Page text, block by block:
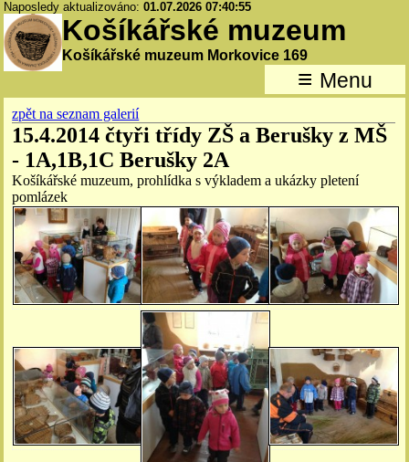
Naposledy aktualizováno:01.07.2026 07:40:55
Košíkářské muzeum
Košíkářské muzeum Morkovice 169
≡ Menu
zpět na seznam galerií
15.4.2014 čtyři třídy ZŠ a Berušky z MŠ
- 1A,1B,1C Berušky 2A
Košíkářské muzeum, prohlídka s výkladem a ukázky pletení
pomlázek